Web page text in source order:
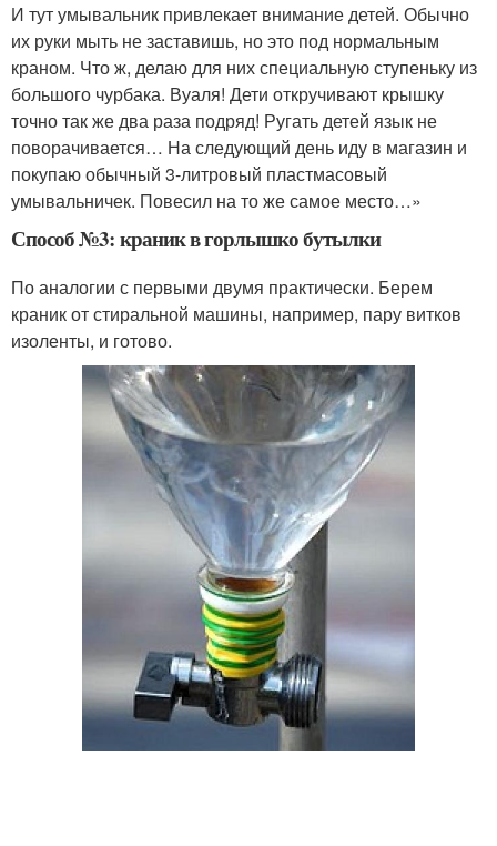
И тут умывальник привлекает внимание детей. Обычно
их руки мыть не заставишь, но это под нормальным
краном. Что ж, делаю для них специальную ступеньку из
большого чурбака. Вуаля! Дети откручивают крышку
точно так же два раза подряд! Ругать детей язык не
поворачивается… На следующий день иду в магазин и
покупаю обычный 3-литровый пластмасовый
умывальничек. Повесил на то же самое место…»
Способ №3: краник в горлышко бутылки
По аналогии с первыми двумя практически. Берем
краник от стиральной машины, например, пару витков
изоленты, и готово.